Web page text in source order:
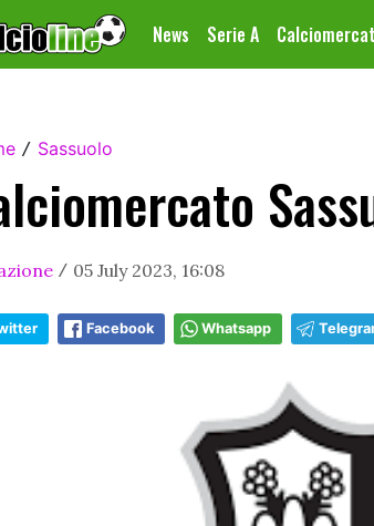
News Serie A
/ Sassuolo
/ 05 July 2023, 16:08
Facebook Whatsapp